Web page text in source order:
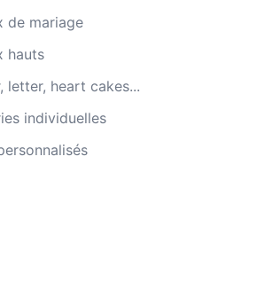
de mariage
hauts
letter, heart cakes...
individuelles